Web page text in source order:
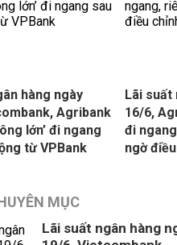
hàng ngày
Agribank
lớn’ đi ngang
từ VPBank
Lãi suất
16/6,
đi
ngờ
MỤC
Lãi suất ngân hàng